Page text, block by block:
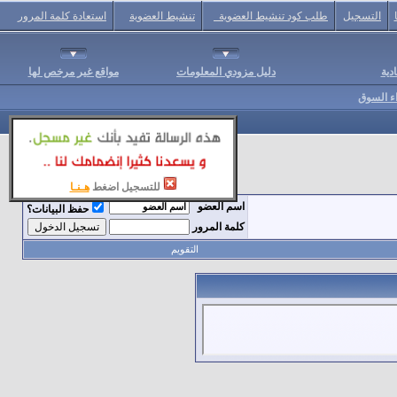
للتسجيل اضغط هـنـا
التسجيل طلب كود تنشيط العضوية تنشيط العضوية استعادة كلمة المرور
دليل مزودي المعلومات مواقع غير مرخص لها
السوق
اسم العضو
حفظ البيانات؟
كلمة المرور
التقويم